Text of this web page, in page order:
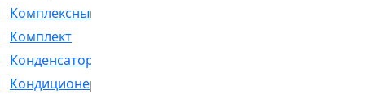
Комплексный
Комплект
Конденсатор
Кондиционер